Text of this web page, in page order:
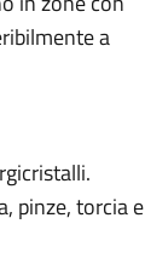
a
pinze, torcia e